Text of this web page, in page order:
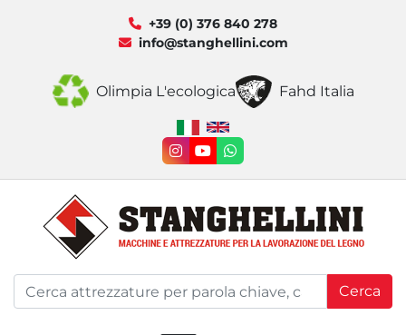
+39 (0) 376 840 278
info@stanghellini.com
Olimpia L'ecologica Fahd Italia
instagram
youtubewhatsapp
Cerca